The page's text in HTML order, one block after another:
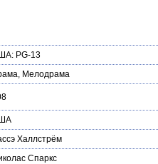
PG-13
, Мелодрама
Халлстрём
Спаркс